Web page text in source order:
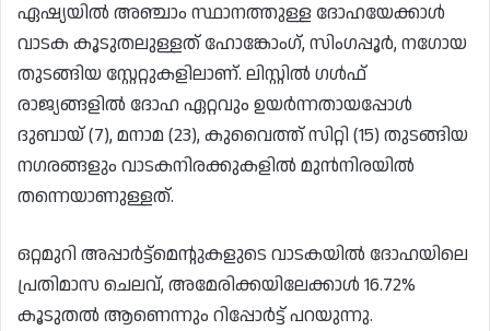
ഏഷ്യയിൽ അഞ്ചാം സ്ഥാനത്തുള്ള ദോഹയേക്കാൾ
വാടക കൂടുതലുള്ളത് ഹോങ്കോംഗ്, സിംഗപ്പൂർ, നഗോയ
തുടങ്ങിയ സ്റ്റേറ്റുകളിലാണ്. ലിസ്റ്റിൽ ഗൾഫ്
രാജ്യങ്ങളിൽ ദോഹ ഏറ്റവും ഉയർന്നതായപ്പോൾ
ദുബായ് (7), മനാമ (23), കുവൈത്ത് സിറ്റി (15) തുടങ്ങിയ
നഗരങ്ങളും വാടകനിരക്കുകളിൽ മുൻനിരയിൽ
തന്നെയാണുള്ളത്.
ഒറ്റമുറി അപ്പാർട്ട്‌മെന്റുകളുടെ വാടകയിൽ ദോഹയിലെ
പ്രതിമാസ ചെലവ്, അമേരിക്കയിലേക്കാൾ 16.72%
കൂടുതൽ ആണെന്നും റിപ്പോർട്ട് പറയുന്നു.